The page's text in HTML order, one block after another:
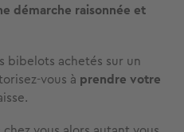
démarche raisonnée et
bibelots achetés sur un
vous à prendre votre